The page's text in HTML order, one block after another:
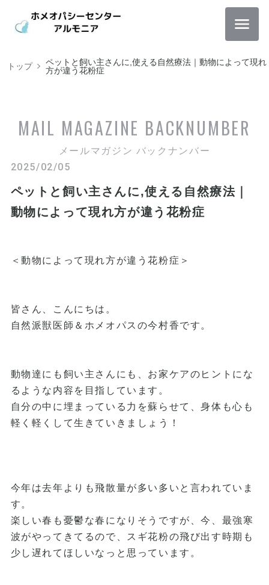
トップ
ペットと飼い主さんに,使える自然療法｜動物によって現れ
方が違う花粉症
MAIL MAGAZINE BACKNUMBER
メールマガジン バックナンバー
2025/02/05
ペットと飼い主さんに,使える自然療法｜
動物によって現れ方が違う花粉症
＜動物によって現れ方が違う花粉症＞
皆さん、こんにちは。
自然派獣医師＆ホメオパスの今村香です。
動物達にも飼い主さんにも、お家ケアのヒントにな
るような内容を目指しています。
自分の中に埋まっている力を蘇らせて、身体も心も
軽く軽くして生きていきましょう！
今年は去年よりも飛散量が多い多いと言われていま
す。
楽しい春も憂鬱な春になりそうですが、今、最強寒
波がやってきてるので、スギ花粉の飛び出す時期も
少し遅れてほしいなっと思っています。